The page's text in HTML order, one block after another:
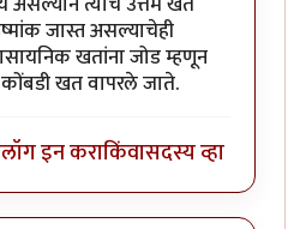
जास्त असल्याचेही
खतांना जोड म्हणून
खत वापरले जाते.
लॉग इन कराकिंवासदस्य व्हा